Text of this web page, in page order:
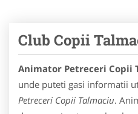
Club Copii
Animator Petreceri Copii
unde puteti gasi informatii
Petreceri Copii Talmaciu.